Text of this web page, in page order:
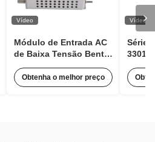
Vídeo
Módulo de Entrada AC
de Baixa Tensão Bently
3500/15 63Hz Com 85 a
264 Vac RMS
Obtenha o melhor preço
Vídeo
Série
de